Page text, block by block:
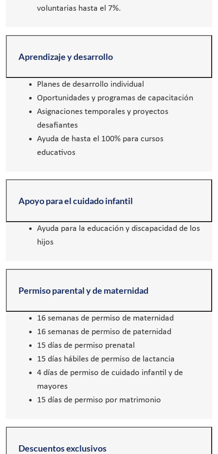
voluntarias hasta el 7%.
Aprendizaje y desarrollo
Planes de desarrollo individual
Oportunidades y programas de capacitación
Asignaciones temporales y proyectos
desafiantes
Ayuda de hasta el 100% para cursos
educativos
Apoyo para el cuidado infantil
Ayuda para la educación y discapacidad de los
hijos
Permiso parental y de maternidad
16 semanas de permiso de maternidad
16 semanas de permiso de paternidad
15 días de permiso prenatal
15 días hábiles de permiso de lactancia
4 días de permiso de cuidado infantil y de
mayores
15 días de permiso por matrimonio
Descuentos exclusivos